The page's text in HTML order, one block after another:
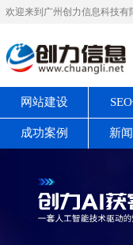
欢迎来到广州创力信息科技有
网站建设
成功案例 新